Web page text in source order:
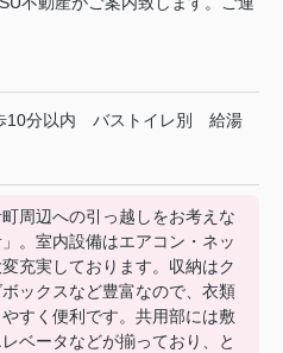
10分以内 バストイレ別 給湯
周辺への引っ越しをお考えな
。室内設備はエアコン・ネッ
充実しております。収納はク
ックスなど豊富なので、衣類
すく便利です。共用部には敷
ベータなどが揃っており、と